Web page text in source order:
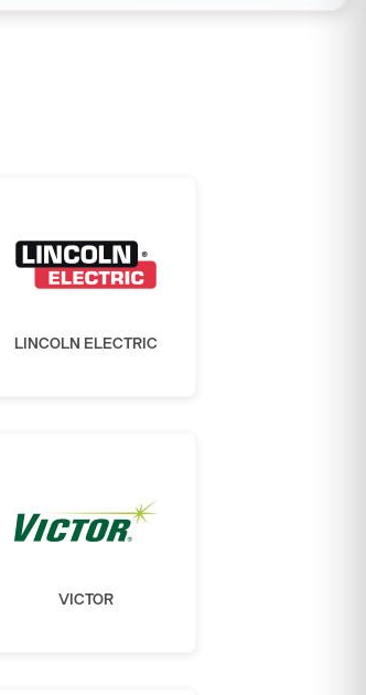
LINCOLN ELECTRIC
VICTOR